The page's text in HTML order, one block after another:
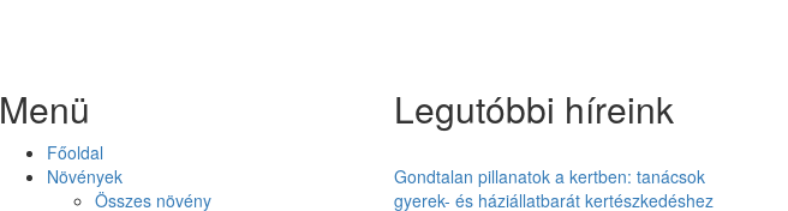
Menü
Főoldal
Növények
Összes növény
Legutóbbi híreink
Gondtalan pillanatok a kertben: tanácsok
gyerek- és háziállatbarát kertészkedéshez